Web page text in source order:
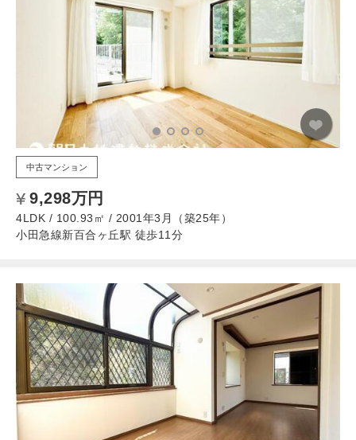
中古マンション
9,298万円
4LDK / 100.93㎡ / 2001年3月（築25年）
小田急線新百合ヶ丘駅 徒歩11分